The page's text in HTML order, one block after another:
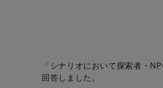
「シナリオにおいて探索者・
回答しました。